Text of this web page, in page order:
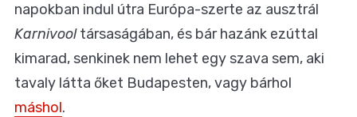
napokban indul útra Európa-szerte az ausztrál
Karnivooltársaságában, és bár hazánk ezúttal
kimarad, senkinek nem lehet egy szava sem, aki
tavaly látta őket Budapesten, vagy bárhol
máshol.